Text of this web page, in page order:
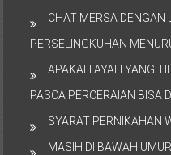
CHAT MERSA DENGAN
PERSELINGKUHAN
APAKAH AYAH YANG
PASCA PERCERAIAN BISA
SYARAT PERNIKAHAN
MASIH DI BAWAH